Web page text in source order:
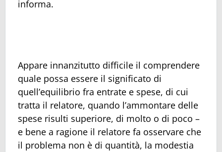
informa.
Appare innanzitutto difficile il comprendere
quale possa essere il significato di
quell’equilibrio fra entrate e spese, di cui
tratta il relatore, quando l’ammontare delle
spese risulti superiore, di molto o di poco –
e bene a ragione il relatore fa osservare che
il problema non è di quantità, la modestia